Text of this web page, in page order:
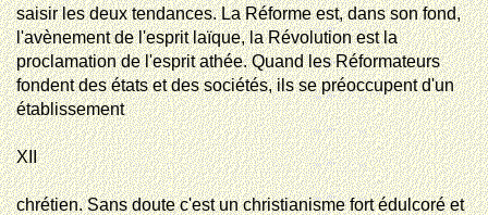
saisir les deux tendances. La Réforme est, dans son fond,
l'avènement de l'espritlaïque, la Révolution est la
proclamation de l'esprit athée. Quand les Réformateurs
fondent des états et des sociétés, ils se préoccupent d'un
établissement
XII
chrétien. Sans doute c'est un christianisme fort édulcoré et